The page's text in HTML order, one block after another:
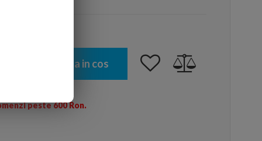
Adauga in cos
peste 600 Ron.